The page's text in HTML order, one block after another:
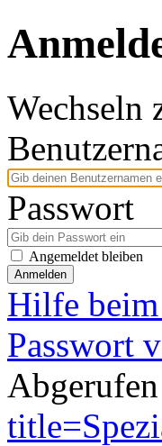
Wechseln
Passwort
Angemeldet bleiben
Anmelden
Hilfe
Passwort